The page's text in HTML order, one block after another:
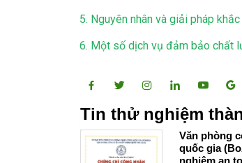
5. Nguyên nhân và giải pháp
6. Một số dịch vụ đảm bảo chất
Tin thử nghiệm
Văn phòng
quốc gia (BoA)
nghiệm an